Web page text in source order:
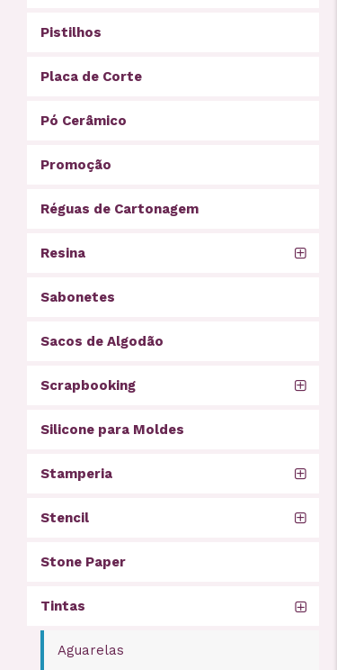
Pistilhos
Placa de Corte
Pó Cerâmico
Promoção
Réguas de Cartonagem
Resina
Sabonetes
Sacos de Algodão
Scrapbooking
Silicone para Moldes
Stamperia
Stencil
Stone Paper
Tintas
Aguarelas